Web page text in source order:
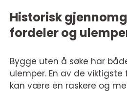
Historisk
fordeler og
Bygge uten å søke har
ulemper. En av de
kan være en raskere og